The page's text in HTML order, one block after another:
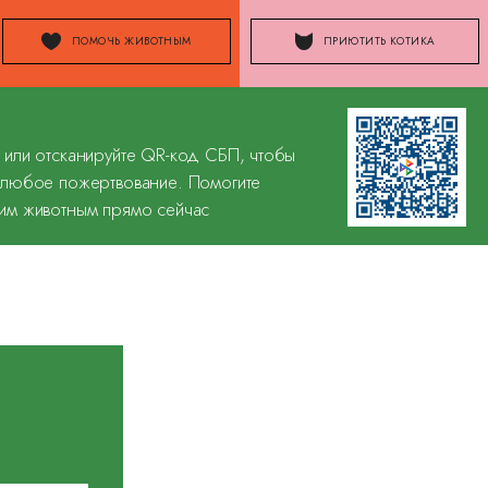
ПОМОЧЬ ЖИВОТНЫМ ПРИЮТИТЬ КОТИКА
отсканируйте QR-код СБП, чтобы
пожертвование. Помогите
животным прямо сейчас